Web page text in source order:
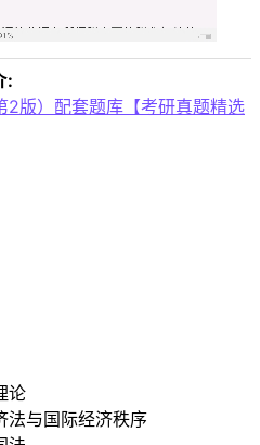
:
2版）配套题库【考研真题精选
论
与国际经济秩序